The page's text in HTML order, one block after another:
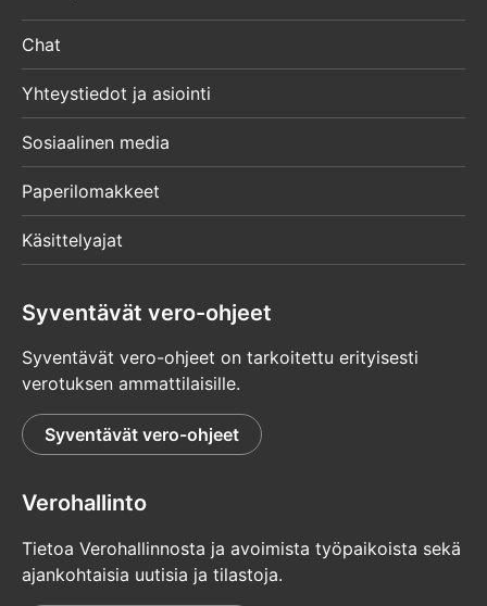
Chat
Yhteystiedot ja asiointi
Sosiaalinen media
Paperilomakkeet
Käsittelyajat
Syventävät vero-ohjeet
Syventävät vero-ohjeet on tarkoitettu erityisesti
verotuksen ammattilaisille.
Syventävät vero-ohjeet
Verohallinto
Tietoa Verohallinnosta ja avoimista työpaikoista sekä
ajankohtaisia uutisia ja tilastoja.